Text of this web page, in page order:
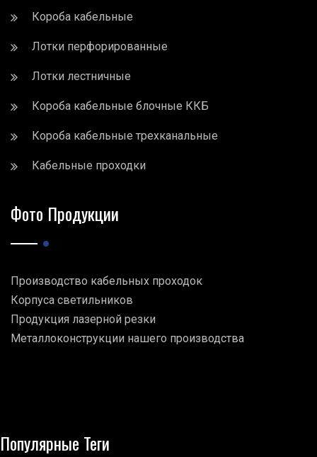
Короба кабельные
Лотки перфорированные
Лотки лестничные
Короба кабельные блочные ККБ
Короба кабельные трехканальные
Кабельные проходки
Фото Продукции
Производство кабельных проходок
Корпуса светильников
Продукция лазерной резки
Металлоконструкции нашего производства
Популярные Теги